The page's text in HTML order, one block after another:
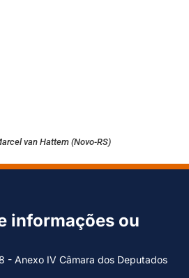
van Hattem (Novo-RS)
informações ou
- Anexo IV Câmara dos Deputados